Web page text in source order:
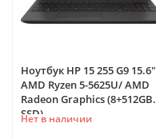
Ноутбук HP 15 255 G9 15.6"
AMD Ryzen 5-5625U/ AMD
Radeon Graphics (8+512GB
SSD)
Нет в наличии